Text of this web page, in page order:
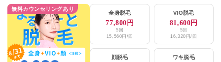
無料カウンセリングあり
全身脱毛
77,800円
5回
15,560円/回
VIO脱毛
81,600円
5回
16,320円/回
顔脱毛 ワキ脱毛